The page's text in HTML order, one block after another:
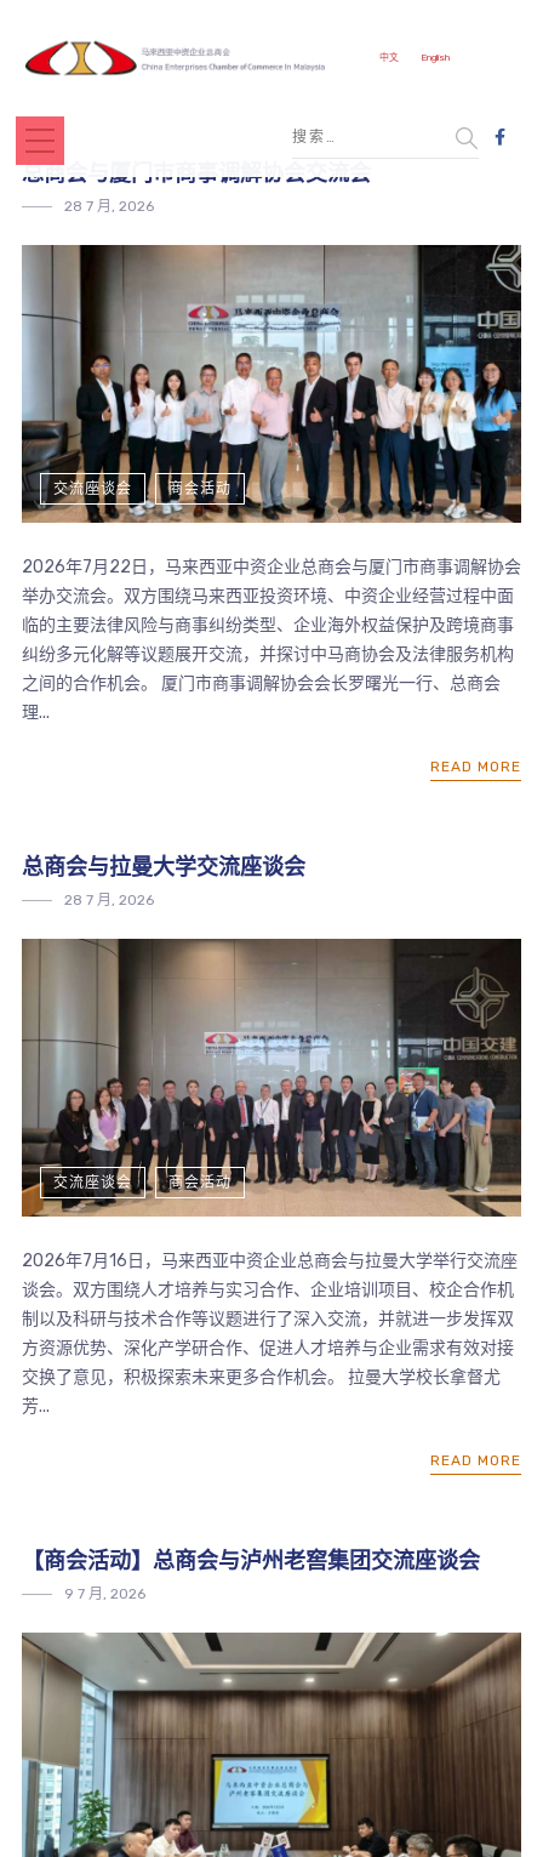
中文 English
总商会与厦门市商事调解协会交流会
28 7 月, 2026
交流座谈会 商会活动
2026年7月22日，马来西亚中资企业总商会与厦门市商事调解协会
举办交流会。双方围绕马来西亚投资环境、中资企业经营过程中面
临的主要法律风险与商事纠纷类型、企业海外权益保护及跨境商事
纠纷多元化解等议题展开交流，并探讨中马商协会及法律服务机构
之间的合作机会。 厦门市商事调解协会会长罗曙光一行、总商会
理...
READ MORE
总商会与拉曼大学交流座谈会
28 7 月, 2026
交流座谈会 商会活动
2026年7月16日，马来西亚中资企业总商会与拉曼大学举行交流座
谈会。双方围绕人才培养与实习合作、企业培训项目、校企合作机
制以及科研与技术合作等议题进行了深入交流，并就进一步发挥双
方资源优势、深化产学研合作、促进人才培养与企业需求有效对接
交换了意见，积极探索未来更多合作机会。 拉曼大学校长拿督尤
芳...
READ MORE
【商会活动】总商会与泸州老窖集团交流座谈会
9 7 月, 2026